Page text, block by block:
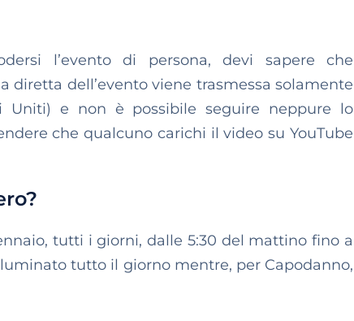
l’evento di persona, devi sapere che
diretta dell’evento viene trasmessa solamente
Uniti) e non è possibile seguire neppure lo
che qualcuno carichi il video su YouTube
tutti i giorni, dalle 5:30 del mattino fino a
tutto il giorno mentre, per Capodanno,